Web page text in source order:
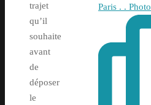
trajet
qu’il
souhaite
avant
de
déposer
le
Paris . . Photo